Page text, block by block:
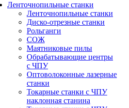
Ленточнопильные станки
Ленточнопильные станки
Диско-отрезные станки
Рольганги
СОЖ
Маятниковые пилы
Обрабатывающие центры
с ЧПУ
Оптоволоконные лазерные
станки
Токарные станки с ЧПУ
наклонная станина